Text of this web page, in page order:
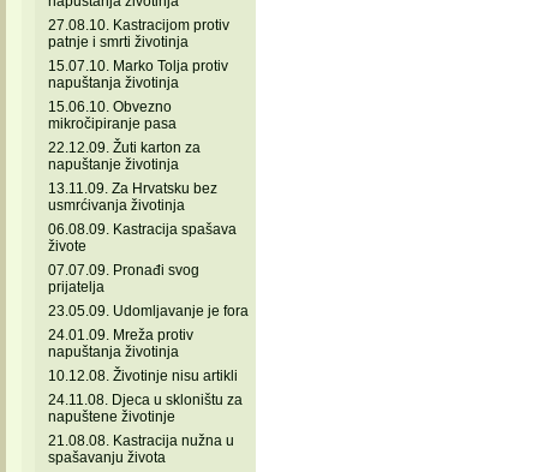
27.08.10. Kastracijom protiv
patnje i smrti životinja
15.07.10. Marko Tolja protiv
napuštanja životinja
15.06.10. Obvezno
mikročipiranje pasa
22.12.09. Žuti karton za
napuštanje životinja
13.11.09. Za Hrvatsku bez
usmrćivanja životinja
06.08.09. Kastracija spašava
živote
07.07.09. Pronađi svog
prijatelja
23.05.09. Udomljavanje je fora
24.01.09. Mreža protiv
napuštanja životinja
10.12.08. Životinje nisu artikli
24.11.08. Djeca u skloništu za
napuštene životinje
21.08.08. Kastracija nužna u
spašavanju života